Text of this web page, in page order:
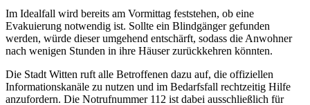
Im Idealfall wird bereits am Vormittag feststehen, ob eine
Evakuierung notwendig ist. Sollte ein Blindgänger gefunden
werden, würde dieser umgehend entschärft, sodass die Anwohner
nach wenigen Stunden in ihre Häuser zurückkehren könnten.
Die Stadt Witten ruft alle Betroffenen dazu auf, die offiziellen
Informationskanäle zu nutzen und im Bedarfsfall rechtzeitig Hilfe
anzufordern. Die Notrufnummer 112 ist dabei ausschließlich für